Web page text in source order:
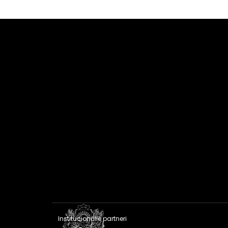
Institucionālie partneri